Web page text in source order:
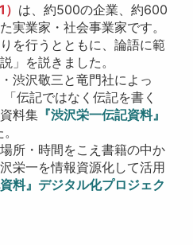
は、約500の企業、約600
実業家・社会事業家です。
を行うとともに、論語に範
」を説きました。
渋沢敬三と竜門社によっ
伝記ではなく伝記を書く
料集 『渋沢栄一伝記資料』
所・時間をこえ書籍の中か
栄一を情報資源化して活用
料』デジタル化プロジェク